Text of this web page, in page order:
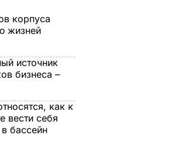
корпуса
жизней
источник
бизнеса –
как к
вести себя
бассейн